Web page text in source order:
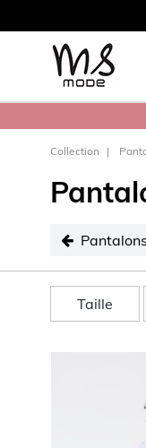
Collection
Pantalons
sélectionné
Taille